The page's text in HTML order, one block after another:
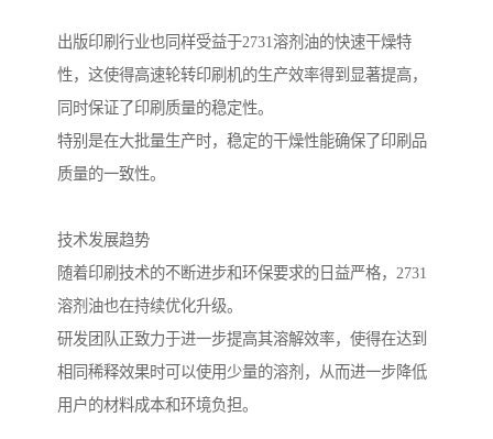
出版印刷行业也同样受益于2731溶剂油的快速干燥特
性，这使得高速轮转印刷机的生产效率得到显著提高，
同时保证了印刷质量的稳定性。
特别是在大批量生产时，稳定的干燥性能确保了印刷品
质量的一致性。
技术发展趋势
随着印刷技术的不断进步和环保要求的日益严格，2731
溶剂油也在持续优化升级。
研发团队正致力于进一步提高其溶解效率，使得在达到
相同稀释效果时可以使用少量的溶剂，从而进一步降低
用户的材料成本和环境负担。